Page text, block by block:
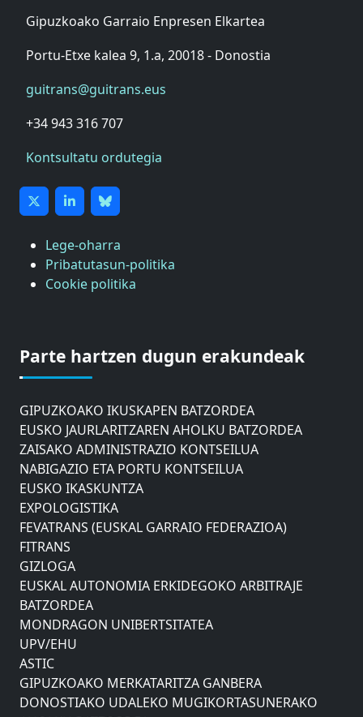
Gipuzkoako Garraio Enpresen Elkartea
Portu-Etxe kalea 9, 1.a, 20018 - Donostia
guitrans@guitrans.eus
+34 943 316 707
Kontsultatu ordutegia
Lege-oharra
Pribatutasun-politika
Cookie politika
Parte hartzen dugun erakundeak
GIPUZKOAKO MERKATARITZA GANBERA
DONOSTIAKO UDALEKO MUGIKORTASUNERAKO
GIPUZKOAKO IKUSKAPEN BATZORDEA
EUSKO JAURLARITZAREN AHOLKU BATZORDEA
ZAISAKO ADMINISTRAZIO KONTSEILUA
NABIGAZIO ETA PORTU KONTSEILUA
EUSKO IKASKUNTZA
EXPOLOGISTIKA
FEVATRANS (EUSKAL GARRAIO FEDERAZIOA)
FITRANS
GIZLOGA
EUSKAL AUTONOMIA ERKIDEGOKO ARBITRAJE
BATZORDEA
MONDRAGON UNIBERTSITATEA
UPV/EHU
ASTIC
GIPUZKOAKO MERKATARITZA GANBERA
DONOSTIAKO UDALEKO MUGIKORTASUNERAKO